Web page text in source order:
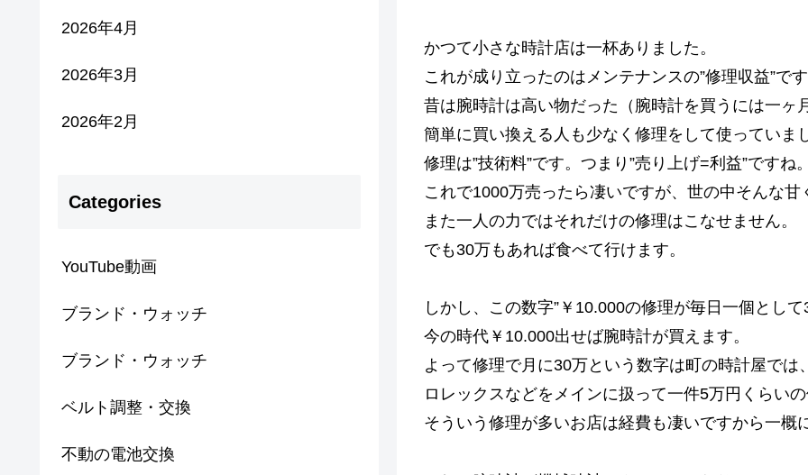
かつて小さな時計店は一杯ありました。
これが成り立ったのはメンテナンスの”修理収益”で
昔は腕時計は高い物だった（腕時計を買うには一ヶ
簡単に買い換える人も少なく修理をして使っていま
修理は”技術料”です。つまり”売り上げ=利益”ですね
これで1000万売ったら凄いですが、世の中そんな甘
また一人の力ではそれだけの修理はこなせません。
でも30万もあれば食べて行けます。
しかし、この数字”￥10.000の修理が毎日一個として
今の時代￥10.000出せば腕時計が買えます。
よって修理で月に30万という数字は町の時計屋では
ロレックスなどをメインに扱って一件5万円くらい
そういう修理が多いお店は経費も凄いですから一概
2026年4月
2026年3月
2026年2月
Categories
YouTube動画
ブランド・ウォッチ
ブランド・ウォッチ
ベルト調整・交換
不動の電池交換